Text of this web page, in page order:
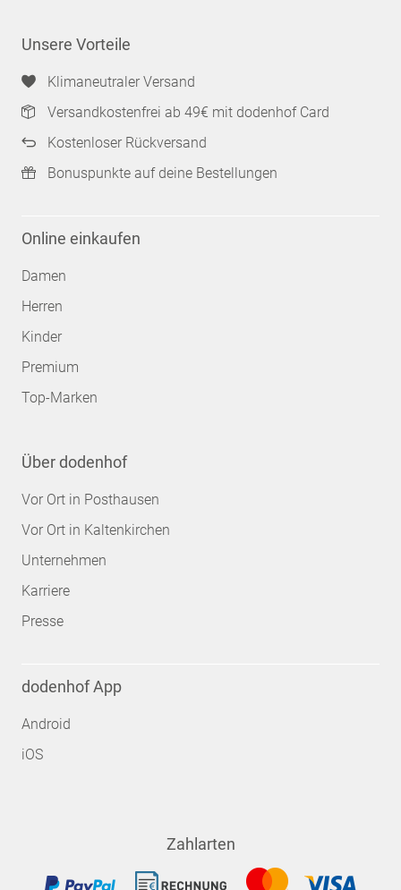
Unsere Vorteile
Klimaneutraler Versand
Versandkostenfrei ab 49€ mit dodenhof Card
Kostenloser Rückversand
Bonuspunkte auf deine Bestellungen
Online einkaufen
Damen
Herren
Kinder
Premium
Top-Marken
Über dodenhof
Vor Ort in Posthausen
Vor Ort in Kaltenkirchen
Unternehmen
Karriere
Presse
dodenhof App
Android
iOS
Zahlarten